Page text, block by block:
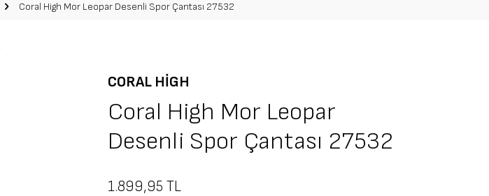
Coral High Mor Leopar Desenli Spor Çantası 27532
CORAL HIGH
Coral High Mor Leopar
Desenli Spor Çantası 27532
1.899,95 TL